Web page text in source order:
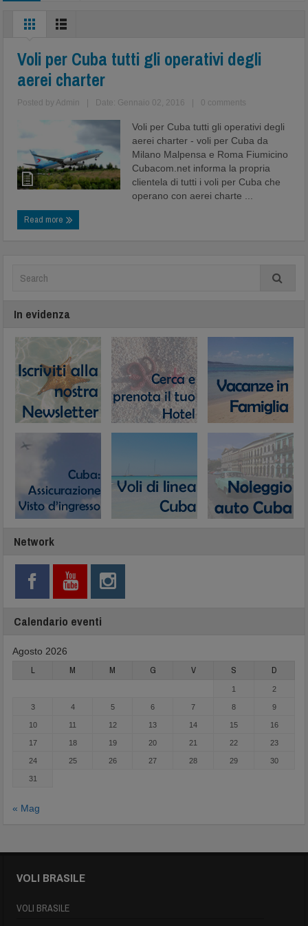
Voli per Cuba tutti gli operativi degli
aerei charter
Posted by Admin Date: Gennaio 02, 2016 0 comments
Voli per Cuba tutti gli operativi degli
aerei charter - voli per Cuba da
Milano Malpensa e Roma Fiumicino
Cubacom.net informa la propria
clientela di tutti i voli per Cuba che
operano con aerei charte ...
Read more
In evidenza
Network
Calendario eventi
Agosto 2026
L M M G V S D
1 2
3 4 5 6 7 8 9
10 11 12 13 14 15 16
17 18 19 20 21 22 23
24 25 26 27 28 29 30
31
« Mag
VOLI BRASILE
VOLI BRASILE